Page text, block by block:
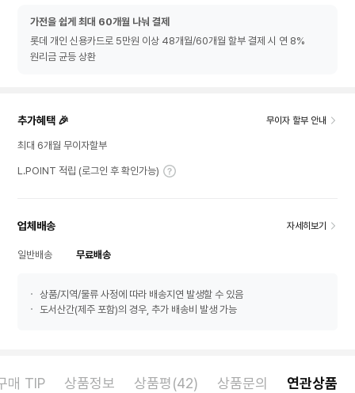
가전을 쉽게 최대 60개월 나눠 결제
롯데 개인 신용카드로 5만원 이상 48개월/60개월 할부 결제 시 연 8%
원리금 균등 상환
추가혜택 🎉 무이자 할부 안내
최대 6개월 무이자할부
L.POINT 적립 (로그인 후 확인가능)
업체배송 자세히보기
일반배송 무료배송
상품/지역/물류 사정에 따라 배송지연 발생할 수 있음
도서산간(제주 포함)의 경우, 추가 배송비 발생 가능
매 TIP 상품정보 상품평(42) 상품문의 연관상품